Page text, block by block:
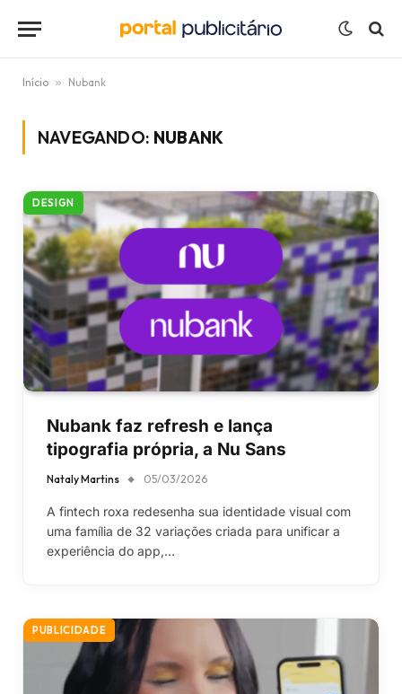
Início » Nubank
NAVEGANDO: NUBANK
DESIGN
Nubank faz refresh e lança
tipografia própria, a Nu Sans
Nataly Martins 05/03/2026
A fintech roxa redesenha sua identidade visual com
uma família de 32 variações criada para unificar a
experiência do app,…
PUBLICIDADE